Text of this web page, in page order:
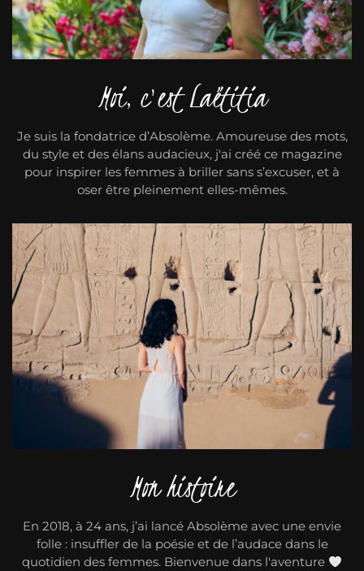
Moi, c'est Laëtitia
Je suis la fondatrice d’Absolème. Amoureuse des mots,
du style et des élans audacieux, j'ai créé ce magazine
pour inspirer les femmes à briller sans s’excuser, et à
oser être pleinement elles-mêmes.
Mon histoire
En 2018, à 24 ans, j’ai lancé Absolème avec une envie
folle : insuffler de la poésie et de l’audace dans le
quotidien des femmes. Bienvenue dans l'aventure